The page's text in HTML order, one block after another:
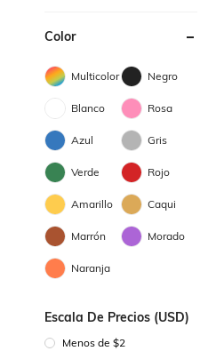
Color
Multicolor Negro
Blanco Rosa
Azul Gris
Verde Rojo
Amarillo Caqui
Marrón Morado
Naranja
Escala De Precios (USD)
Menos de $2